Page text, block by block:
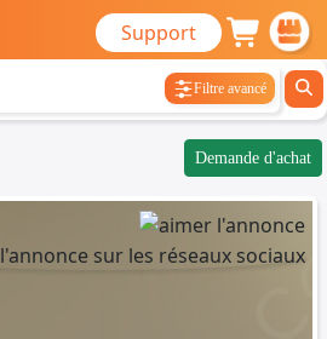
Support
Filtre avancé
Demande d'achat